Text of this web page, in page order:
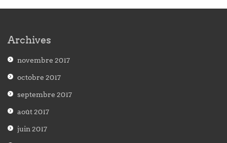
Archives
novembre 2017
octobre 2017
septembre 2017
août 2017
juin 2017